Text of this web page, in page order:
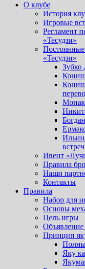
О клубе
История
Игровые
Регламент
«Тесудзи»
«Тесудзи»
Зубко
встреч
Ивент
Правила
Наши
Контакты
Правила
Набор для
Основы
Цель игры
Объявление
Принцип
Яку